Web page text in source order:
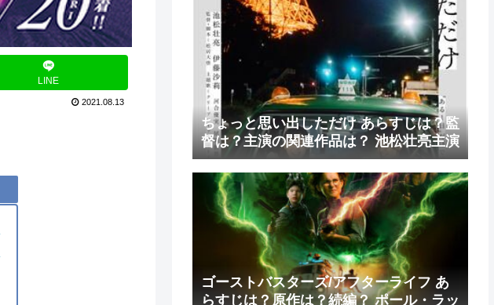
LINE
2021.08.13
ちょっと思い出しただけ あらすじは？監
督は？主演の関連作品は？ 池松壮亮主演
ゴーストバスターズ/アフターライフ あ
らすじは？原作は？続編？ ポール・ラッ